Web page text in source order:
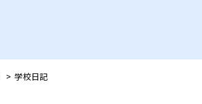
> 学校日記